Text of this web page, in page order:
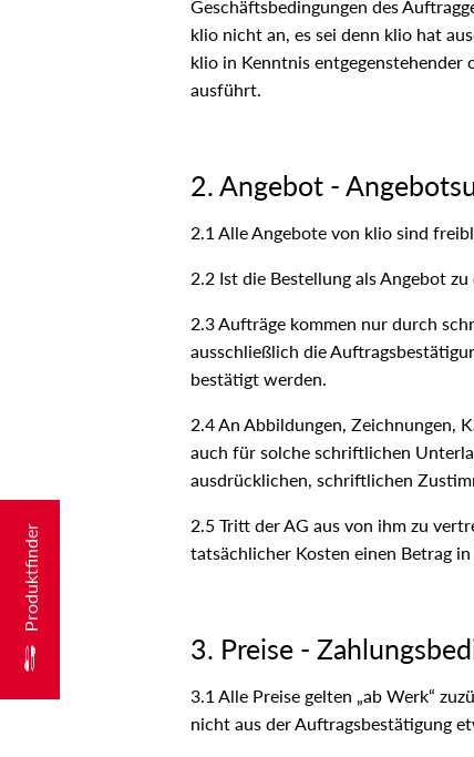
Geschäftsbedingungen des
klio nicht an, es sei denn klio hat
klio in Kenntnis entgegenstehender
ausführt.
2. Angebot -
2.1 Alle Angebote von klio sind
2.2 Ist die Bestellung als Angebot
2.3 Aufträge kommen nur durch
ausschließlich die
bestätigt werden.
2.4 An Abbildungen, Zeichnungen,
auch für solche schriftlichen
ausdrücklichen, schriftlichen
2.5 Tritt der AG aus von ihm zu
tatsächlicher Kosten einen Betrag
3. Preise -
3.1 Alle Preise gelten „ab Werk“
nicht aus der Auftragsbestätigung
Produktfinder